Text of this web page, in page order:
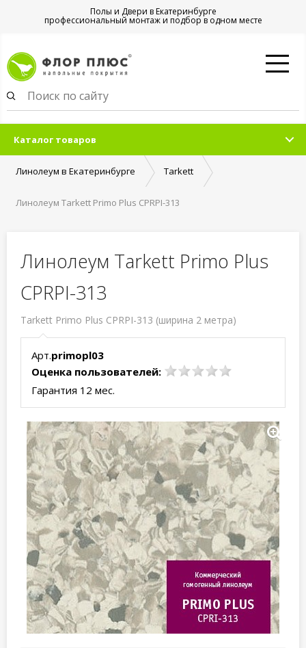
Полы и Двери в Екатеринбурге
профессиональный монтаж и подбор в одном месте
Каталог товаров
Линолеум в Екатеринбурге Tarkett
Линолеум Tarkett Primo Plus CPRPI-313
Линолеум Tarkett Primo Plus
CPRPI-313
Tarkett Primo Plus CPRPI-313 (ширина 2 метра)
Арт.primopl03
Оценка пользователей:
Гарантия 12 мес.